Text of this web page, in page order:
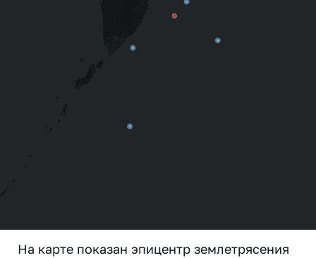
На карте показан эпицентр землетрясения